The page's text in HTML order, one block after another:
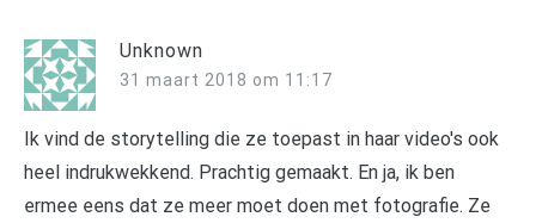
Unknown
31 maart 2018 om 11:17
Ik vind de storytelling die ze toepast in haar video's ook
heel indrukwekkend. Prachtig gemaakt. En ja, ik ben
ermee eens dat ze meer moet doen met fotografie. Ze